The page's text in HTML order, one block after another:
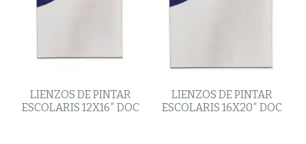
LIENZOS DE PINTAR
ESCOLARIS 12X16″ DOC
LIENZOS DE PINTAR
ESCOLARIS 16X20″ DOC